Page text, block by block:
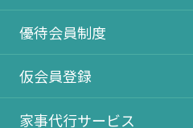
優待会員制度
仮会員登録
家事代行サービス